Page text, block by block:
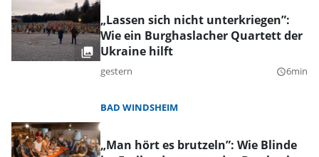
„Lassen sich nicht unterkriegen”:
Wie ein Burghaslacher Quartett der
Ukraine hilft
gestern query_builder6min
BAD WINDSHEIM
„Man hört es brutzeln”: Wie Blinde